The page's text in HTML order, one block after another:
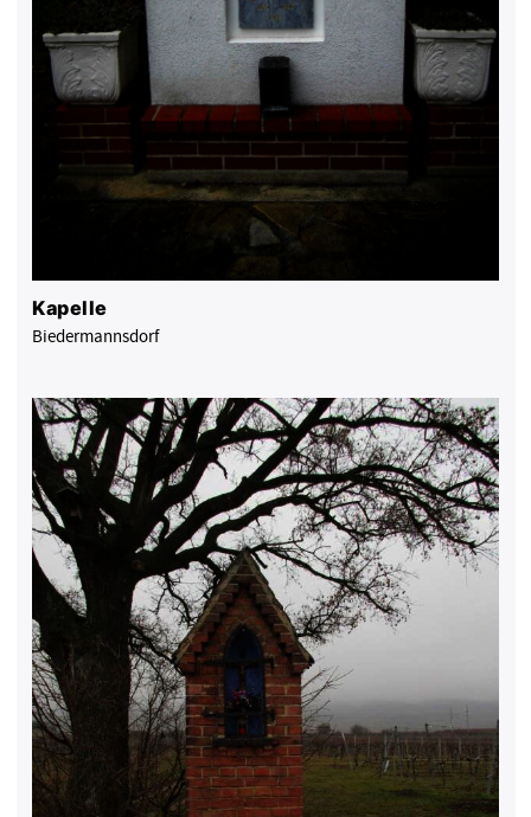
Kapelle
Biedermannsdorf